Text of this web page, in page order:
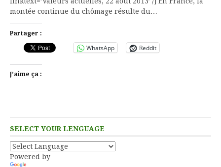
montée continue du chômage résulte du…
Partager :
WhatsApp Reddit
J’aime ça :
SELECT YOUR LENGUAGE
Powered by